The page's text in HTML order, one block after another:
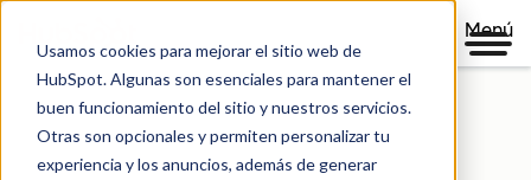
Usamos cookies para mejorar el sitio web de
HubSpot. Algunas son esenciales para mantener el
buen funcionamiento del sitio y nuestros servicios.
Otras son opcionales y permiten personalizar tu
experiencia y los anuncios, además de generar
Menú
Políticas claras basadas en la confianza.